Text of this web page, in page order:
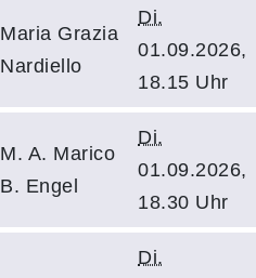
Maria Grazia
Nardiello
Di.
01.09.2026,
18.15 Uhr
M. A. Marico
B. Engel
Di.
01.09.2026,
18.30 Uhr
Di.